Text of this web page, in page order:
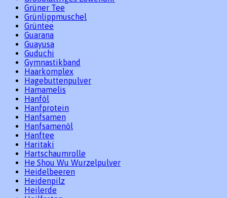
Grüner Tee
Grünlippmuschel
Grüntee
Guarana
Guayusa
Guduchi
Gymnastikband
Haarkomplex
Hagebuttenpulver
Hamamelis
Hanföl
Hanfprotein
Hanfsamen
Hanfsamenöl
Hanftee
Haritaki
Hartschaumrolle
He Shou Wu Wurzelpulver
Heidelbeeren
Heidenpilz
Heilerde